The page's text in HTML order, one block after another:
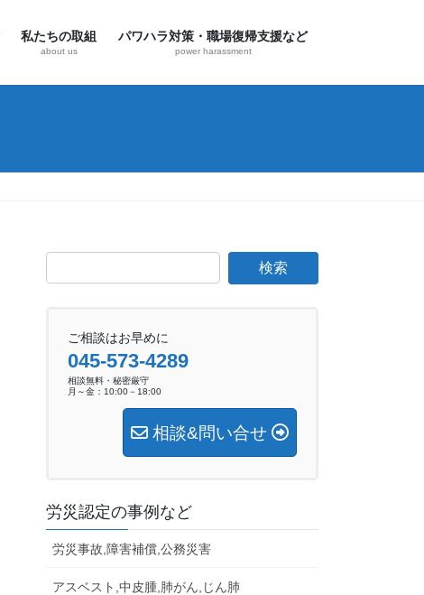
私たちの取組
about us
パワハラ対策・職場復帰支援など
power harassment
ご相談はお早めに
045-573-4289
相談無料・秘密厳守
月～金：10:00－18:00
相談&問い合せ
労災認定の事例など
労災事故,障害補償,公務災害
アスベスト,中皮腫,肺がん,じん肺